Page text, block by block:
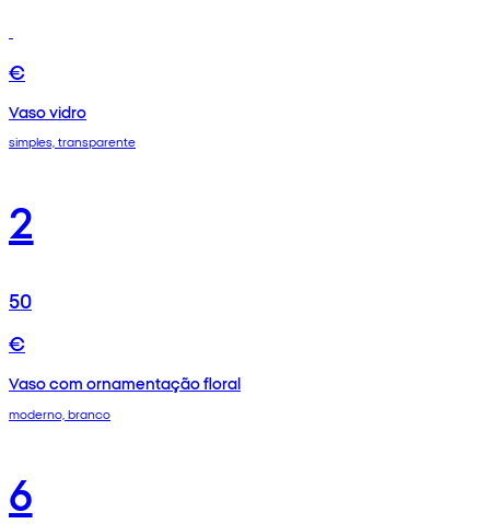
€
Vaso vidro
simples, transparente
2
50
€
Vaso com ornamentação floral
moderno, branco
6